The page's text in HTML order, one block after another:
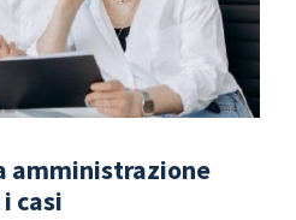
amministrazione
casi